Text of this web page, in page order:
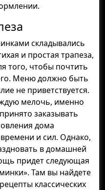
складывались
и простая трапеза,
того, чтобы почтить
Меню должно быть
не приветствуется.
мелочь, именно
заказывать
дома
и сил. Однако,
в домашней
придет следующая
Там вы найдете
классических